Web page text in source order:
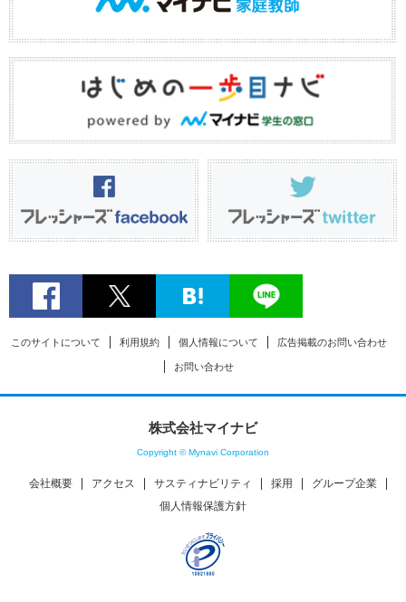
このサイトについて 利用規約 個人情報について 広告掲載のお問い合わせ
お問い合わせ
株式会社マイナビ
Copyright © Mynavi Corporation
会社概要 アクセス サスティナビリティ 採用
グループ企業
個人情報保護方針